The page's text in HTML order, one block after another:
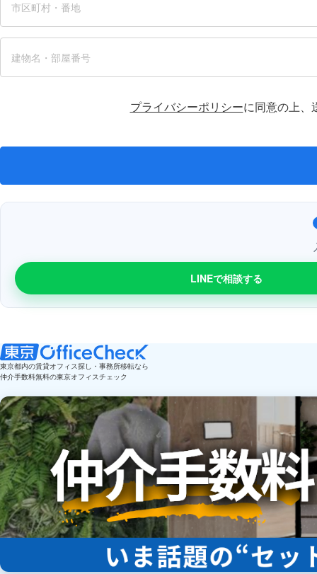
プライバシーポリシーに同意の上、
LINEで相談する
東京都内の賃貸オフィス探し・事務所移転なら
仲介手数料無料の東京オフィスチェック